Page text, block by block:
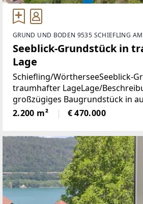
GRUND UND BODEN 9535 SCHIEFLING AM
Seeblick-Grundstück in
Lage
Schiefling/WörtherseeSeeblick-
traumhafter LageLage/
großzügiges Baugrundstück in
ruhiger Aussichtslage mit
Weitblick über den Wörthersee
2.200 m² € 470.000